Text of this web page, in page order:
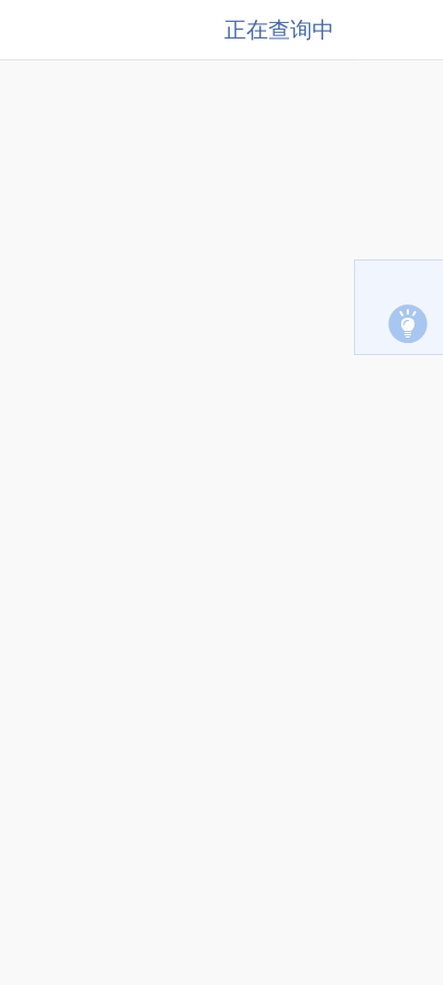
正在查询中